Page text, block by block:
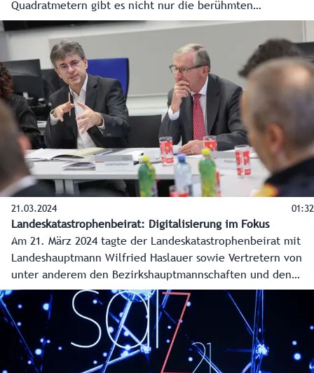
Quadratmetern gibt es nicht nur die berühmten
Dinosaurier, sondern auch zum Beispiel faszinierende
Unterwasserwelten, Dioramen mit heimischen Tieren,
Schwerpunkte wie die Evolution oder auch das Science
Center und die Weltraumhalle.
21.03.2024 01:32
Landeskatastrophenbeirat: Digitalisierung im Fokus
Am 21. März 2024 tagte der Landeskatastrophenbeirat mit
Landeshauptmann Wilfried Haslauer sowie Vertretern von
unter anderem den Bezirkshauptmannschaften und den
Einsatz-, Hilfs- und Rettungsorganisationen.